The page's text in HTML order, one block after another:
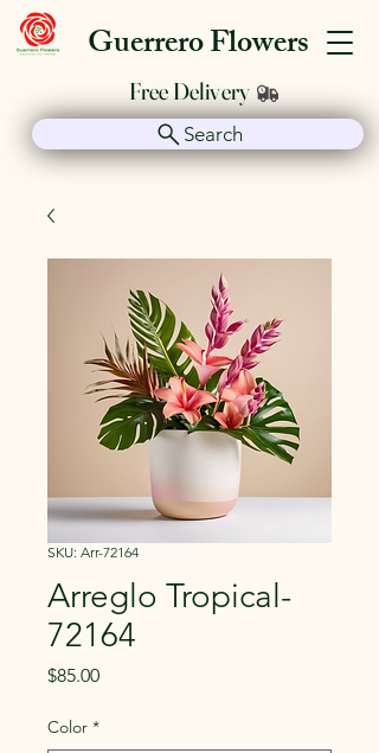
Guerrero Flowers
Free Delivery
Search
SKU: Arr-72164
Arreglo Tropical-
72164
$85.00Price
Color *